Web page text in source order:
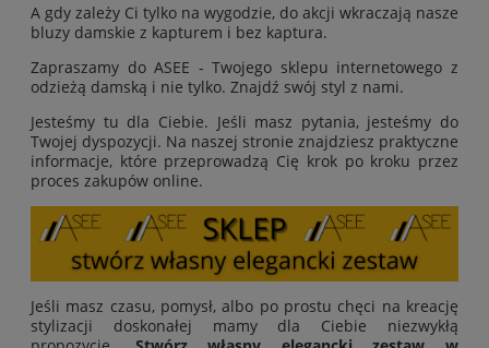
A gdy zależy Ci tylko na wygodzie, do akcji wkraczają nasze
bluzy damskie z kapturem i bez kaptura.
Zapraszamy do ASEE - Twojego sklepu internetowego z
odzieżą damską i nie tylko. Znajdź swój styl z nami.
Jesteśmy tu dla Ciebie. Jeśli masz pytania, jesteśmy do
Twojej dyspozycji. Na naszej stronie znajdziesz praktyczne
informacje, które przeprowadzą Cię krok po kroku przez
proces zakupów online.
Jeśli masz czasu, pomysł, albo po prostu chęci na kreację
stylizacji doskonałej mamy dla Ciebie niezwykłą